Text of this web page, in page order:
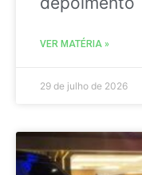
VER MATÉRIA »
29 de julho de 2026